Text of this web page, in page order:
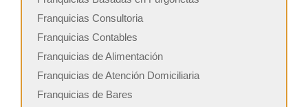
Franquicias Consultoria
Franquicias Contables
Franquicias de Alimentación
Franquicias de Atención Domiciliaria
Franquicias de Bares